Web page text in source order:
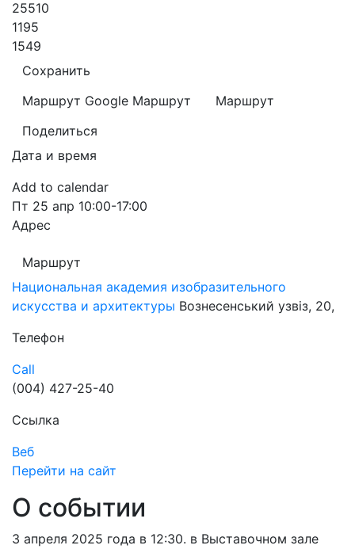
25510
1195
1549
Сохранить
Маршрут Google Маршрут
Маршрут
Поделиться
Дата и время
Add to calendar
Пт 25 апр 10:00-17:00
Адрес
Маршрут
Национальная академия изобразительного
искусства и архитектуры Вознесенський узвіз, 20,
Телефон
Call
(004) 427-25-40
Ссылка
Веб
Перейти на сайт
О событии
3 апреля 2025 года в 12:30. в Выставочном зале